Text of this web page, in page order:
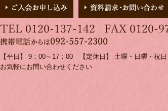
【平日】 9：00～17：00 【定休日】 土曜・日曜・祝日
お気軽にお問い合わせください